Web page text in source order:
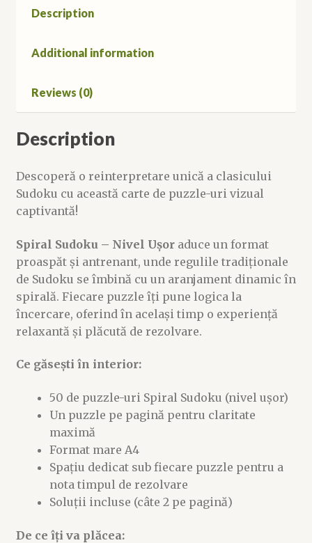
Description
Additional information
Reviews (0)
Description
Descoperă o reinterpretare unică a clasicului
Sudoku cu această carte de puzzle-uri vizual
captivantă!
Spiral Sudoku – Nivel Ușoraduce un format
proaspăt și antrenant, unde regulile tradiționale
de Sudoku se îmbină cu un aranjament dinamic în
spirală. Fiecare puzzle îți pune logica la
încercare, oferind în același timp o experiență
relaxantă și plăcută de rezolvare.
Ce găsești în interior:
50 de puzzle-uri Spiral Sudoku (nivel ușor)
Un puzzle pe pagină pentru claritate
maximă
Format mare A4
Spațiu dedicat sub fiecare puzzle pentru a
nota timpul de rezolvare
Soluții incluse (câte 2 pe pagină)
De ce îți va plăcea: